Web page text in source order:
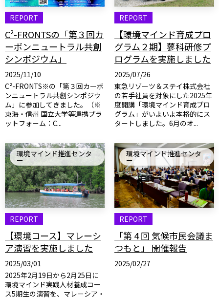
REPORT
C²-FRONTSの「第３回カ
ーボンニュートラル共創
シンポジウム」
2025/11/10
C²-FRONTS※の「第３回カーボ
ンニュートラル共創シンポジウ
ム」に参加してきました。（※
東海・信州 国立大学等連携プラ
ットフォーム：C...
REPORT
【環境マインド育成プロ
グラム２期】蓼科研修プ
ログラムを実施しました
2025/07/26
東急リゾーツ＆ステイ株式会社
の若手社員を対象にした2025年
度開講「環境マインド育成プロ
グラム」がいよいよ本格的にス
タートしました。6月のオ...
環境マインド推進センタ
ー
REPORT
【環境コース】マレーシ
ア演習を実施しました
2025/03/01
2025年2月19日から2月25日に
環境マインド実践人材養成コー
ス5期生の演習を、マレーシア・
環境マインド推進センタ
ー
REPORT
「第 4 回 気候市民会議ま
つもと」 開催報告
2025/02/27